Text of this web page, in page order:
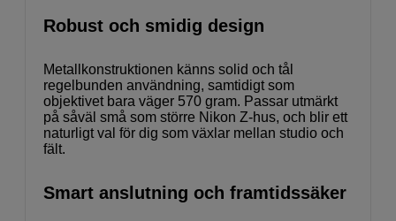
Robust och smidig design
Metallkonstruktionen känns solid och tål
regelbunden användning, samtidigt som
objektivet bara väger 570 gram. Passar utmärkt
på såväl små som större Nikon Z-hus, och blir ett
naturligt val för dig som växlar mellan studio och
fält.
Smart anslutning och framtidssäker